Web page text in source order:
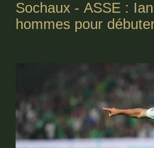
Sochaux - ASSE :
hommes pour